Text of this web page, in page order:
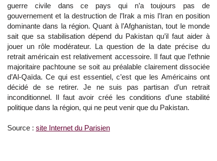
guerre civile dans ce pays qui n’a toujours pas de
gouvernement et la destruction de l’Irak a mis l’Iran en position
dominante dans la région. Quant à l’Afghanistan, tout le monde
sait que sa stabilisation dépend du Pakistan qu’il faut aider à
jouer un rôle modérateur. La question de la date précise du
retrait américain est relativement accessoire. Il faut que l’ethnie
majoritaire pachtoune se soit au préalable clairement dissociée
d’Al-Qaïda. Ce qui est essentiel, c’est que les Américains ont
décidé de se retirer. Je ne suis pas partisan d’un retrait
inconditionnel. Il faut avoir créé les conditions d’une stabilité
politique dans la région, qui ne peut venir que du Pakistan.
Source : site Internet du Parisien